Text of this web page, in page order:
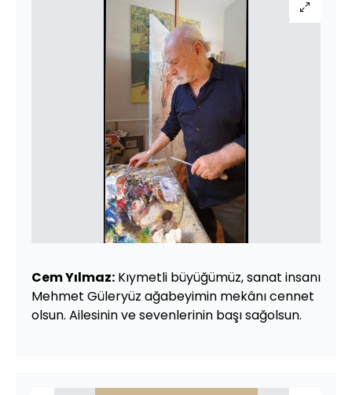
Cem Yılmaz: Kıymetli büyüğümüz, sanat insanı
Mehmet Güleryüz ağabeyimin mekânı cennet
olsun. Ailesinin ve sevenlerinin başı sağolsun.